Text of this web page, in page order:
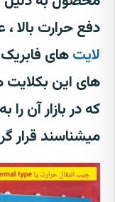
دفع حرارت بالا،
لایتهای
های این بکلایت
میشناسند قرار